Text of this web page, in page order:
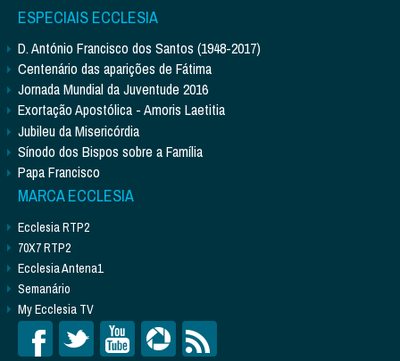
ESPECIAIS ECCLESIA
D. António Francisco dos Santos (1948-2017)
Centenário das aparições de Fátima
Jornada Mundial da Juventude 2016
Exortação Apostólica - Amoris Laetitia
Jubileu da Misericórdia
Sínodo dos Bispos sobre a Família
Papa Francisco
MARCA ECCLESIA
Ecclesia RTP2
70X7 RTP2
Ecclesia Antena1
Semanário
My Ecclesia TV